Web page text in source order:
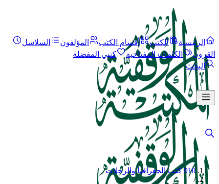
الرئيسية الكتب أقسام الكتب المؤلفون
السلاسل
القرون
الكلمات المفتاحية
كتبي المفضلة
البحث
910 كتب الجغرافيا والرحلات
/